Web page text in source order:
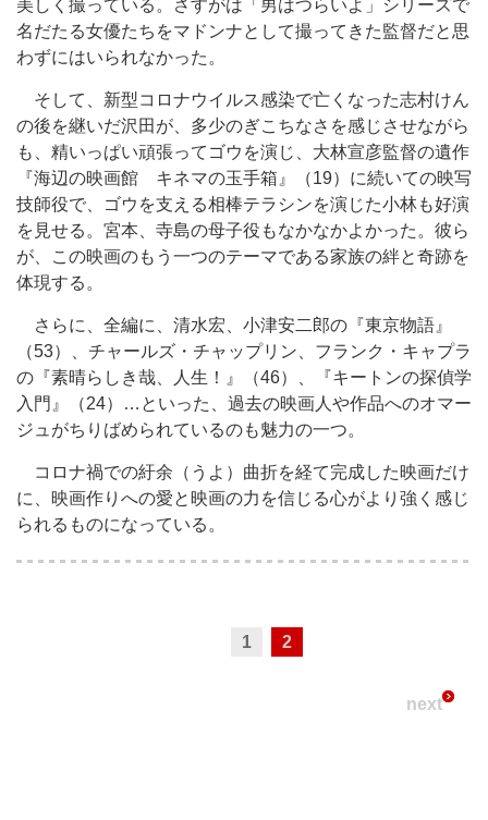
美しく撮っている。さすがは「男はつらいよ」シリーズで
名だたる女優たちをマドンナとして撮ってきた監督だと思
わずにはいられなかった。
そして、新型コロナウイルス感染で亡くなった志村けん
の後を継いだ沢田が、多少のぎこちなさを感じさせながら
も、精いっぱい頑張ってゴウを演じ、大林宣彦監督の遺作
『海辺の映画館 キネマの玉手箱』（19）に続いての映写
技師役で、ゴウを支える相棒テラシンを演じた小林も好演
を見せる。宮本、寺島の母子役もなかなかよかった。彼ら
が、この映画のもう一つのテーマである家族の絆と奇跡を
体現する。
さらに、全編に、清水宏、小津安二郎の『東京物語』
（53）、チャールズ・チャップリン、フランク・キャプラ
の『素晴らしき哉、人生！』（46）、『キートンの探偵学
入門』（24）…といった、過去の映画人や作品へのオマー
ジュがちりばめられているのも魅力の一つ。
コロナ禍での紆余（うよ）曲折を経て完成した映画だけ
に、映画作りへの愛と映画の力を信じる心がより強く感じ
られるものになっている。
1 2
next